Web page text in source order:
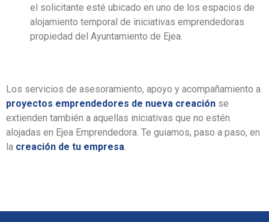
el solicitante esté ubicado en uno de los espacios de
alojamiento temporal de iniciativas emprendedoras
propiedad del Ayuntamiento de Ejea.
Los servicios de asesoramiento, apoyo y acompañamiento a
proyectos emprendedores de nueva creación se
extienden también a aquellas iniciativas que no estén
alojadas en Ejea Emprendedora. Te guiamos, paso a paso, en
la creación de tu empresa.